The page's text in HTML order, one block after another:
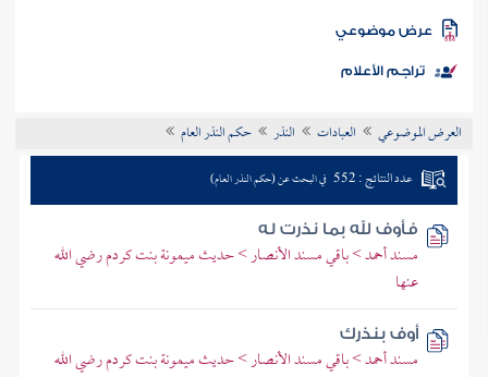
الكتب
موضوعي
تراجم الأعلام
العرض الموضوعي العبادات النذر حكم النذر العام
عدد النتائج : 552 في البحث عن (حكم النذر العام)
فأوف لله بما نذرت له
مسند أحمد > باقي مسند الأنصار > حديث ميمونة بنت كردم رضي الله
عنها
أوف بنذرك
مسند أحمد > باقي مسند الأنصار > حديث ميمونة بنت كردم رضي الله